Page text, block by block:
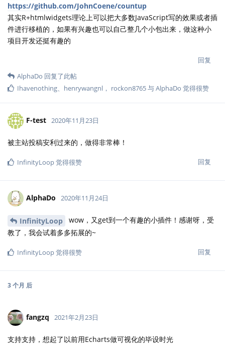
https://github.com/JohnCoene/countup
其实R+htmlwidgets理论上可以把大多数JavaScript写的效果或者插
件进行移植的，如果有兴趣也可以自己整几个小包出来，做这种小
项目开发还挺有趣的
回复
AlphaDo 回复了此帖
Ihavenothing、 henrywangnl ， rockon8765与AlphaDo 觉得很赞
F-test 2020年11月23日
被主站投稿安利过来的，做得非常棒！
回复
InfinityLoop觉得很赞
AlphaDo 2020年11月24日
InfinityLoop
wow，又get到一个有趣的小插件！感谢呀，受
教了，我会试着多多拓展的~
回复
InfinityLoop觉得很赞
3 个月 后
fangzq 2021年2月23日
支持支持，想起了以前用Echarts做可视化的毕设时光